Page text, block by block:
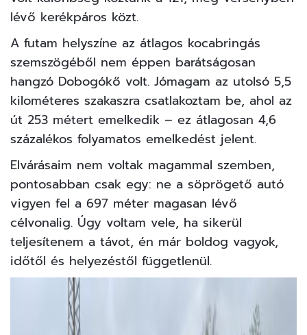
lévő kerékpáros közt.
A futam helyszíne az átlagos kocabringás
szemszögéből nem éppen barátságosan
hangzó Dobogókő volt. Jómagam az utolsó 5,5
kilométeres szakaszra csatlakoztam be, ahol az
út 253 métert emelkedik – ez átlagosan 4,6
százalékos folyamatos emelkedést jelent.
Elvárásaim nem voltak magammal szemben,
pontosabban csak egy: ne a söprögető autó
vigyen fel a 697 méter magasan lévő
célvonalig. Úgy voltam vele, ha sikerül
teljesítenem a távot, én már boldog vagyok,
időtől és helyezéstől függetlenül.